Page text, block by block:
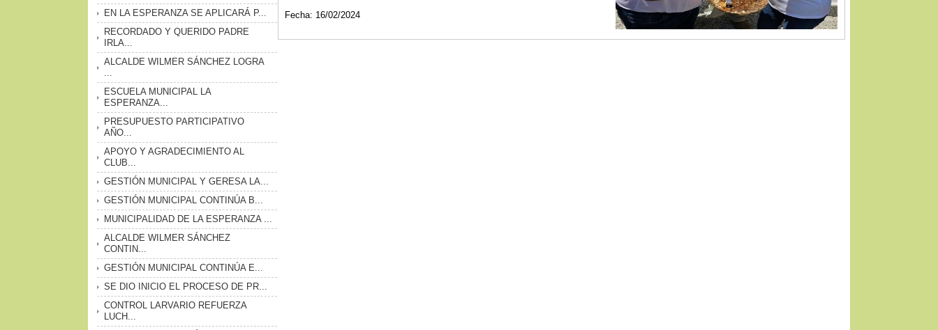
EN LA ESPERANZA SE APLICARÁ P...
RECORDADO Y QUERIDO PADRE
IRLA...
ALCALDE WILMER SÁNCHEZ LOGRA
ESCUELA MUNICIPAL LA
ESPERANZA...
PRESUPUESTO PARTICIPATIVO
AÑO...
APOYO Y AGRADECIMIENTO AL
CLUB...
GESTIÓN MUNICIPAL Y GERESA LA...
GESTIÓN MUNICIPAL CONTINÚA B...
MUNICIPALIDAD DE LA ESPERANZA ...
ALCALDE WILMER SÁNCHEZ
CONTIN...
GESTIÓN MUNICIPAL CONTINÚA E...
SE DIO INICIO EL PROCESO DE PR...
CONTROL LARVARIO REFUERZA
LUCH...
Fecha: 16/02/2024